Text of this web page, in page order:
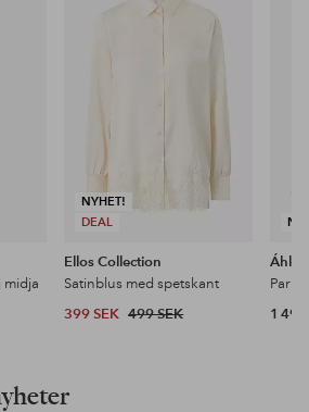
midja
NYHET!
DEAL
i
Ellos Collection
Satinblus med spetskant
399 SEK 499 SEK 1 499